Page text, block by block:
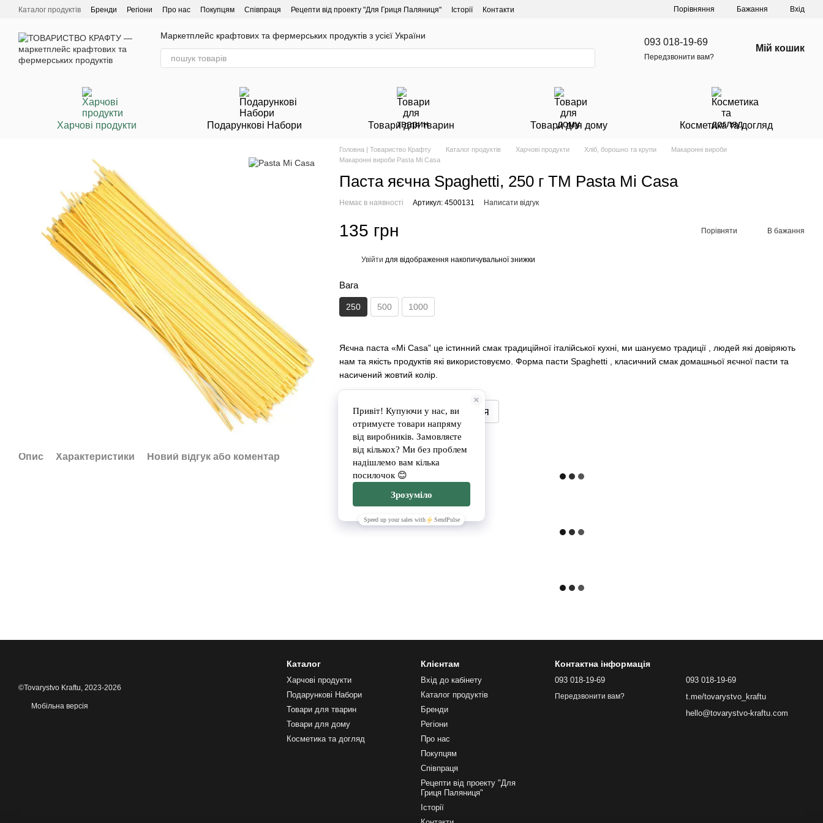
Перейти до основного контенту
Каталог продуктів Бренди Регіони Про нас Покупцям Співпраця Рецепти від проекту "Для Гриця Паляниця" Історії Контакти Порівняння Бажання Вхід
Маркетплейс крафтових та фермерських продуктів з усієї України
093 018-19-69
Передзвонити вам?
Мій кошик
Харчові продукти Подарункові Набори Товари для тварин Товари для дому Косметика та догляд
Опис Характеристики Новий відгук або коментар
Головна | Товариство Крафту Каталог продуктів Харчові продукти Хліб, борошно та крупи
Макаронні вироби
Макаронні вироби Pasta Mi Casa
Паста яєчна Spaghetti, 250 г ТМ Pasta Mi Casa
Немає в наявності Артикул: 4500131 Написати відгук
135 грн Порівняти В бажання
Увійти для відображення накопичувальної знижки
Вага
250 500 1000
Яєчна паста «Mi Casa” це істинний смак традиційної італійської кухні, ми шануємо традиції , людей які довіряють
нам та якість продуктів які використовуємо. Форма пасти Spaghetti , класичний смак домашньої яєчної пасти та
насичений жовтий колір.
Повідомити, коли з'явиться
Доставка Оплата
©Tovarystvo Kraftu, 2023-2026
Мобільна версія
Каталог
Харчові продукти
Подарункові Набори
Товари для тварин
Товари для дому
Косметика та догляд
Клієнтам
Вхід до кабінету
Каталог продуктів
Бренди
Регіони
Про нас
Покупцям
Співпраця
Рецепти від проекту "Для
Гриця Паляниця"
Історії
Контактна інформація
093 018-19-69
Передзвонити вам?
093 018-19-69
t.me/tovarystvo_kraftu
hello@tovarystvo-kraftu.com